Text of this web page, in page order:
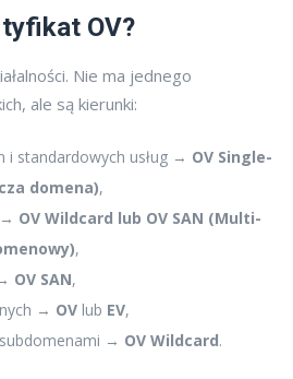
OV?
Nie ma jednego
ale są kierunki:
i standardowych usług → OV Single-
domena),
OV Wildcard lub OV SAN (Multi-
,
OV SAN,
→ OV lub EV,
→ OV Wildcard.